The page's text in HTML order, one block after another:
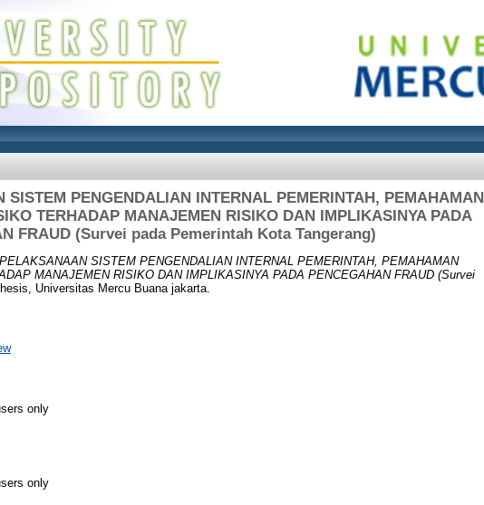
SISTEM PENGENDALIAN INTERNAL PEMERINTAH, PEMAHAMAN
TERHADAP MANAJEMEN RISIKO DAN IMPLIKASINYA PADA
FRAUD (Survei pada Pemerintah Kota Tangerang)
SISTEM PENGENDALIAN INTERNAL PEMERINTAH, PEMAHAMAN
MANAJEMEN RISIKO DAN IMPLIKASINYA PADA PENCEGAHAN FRAUD (Survei
Universitas Mercu Buana jakarta.
only
only